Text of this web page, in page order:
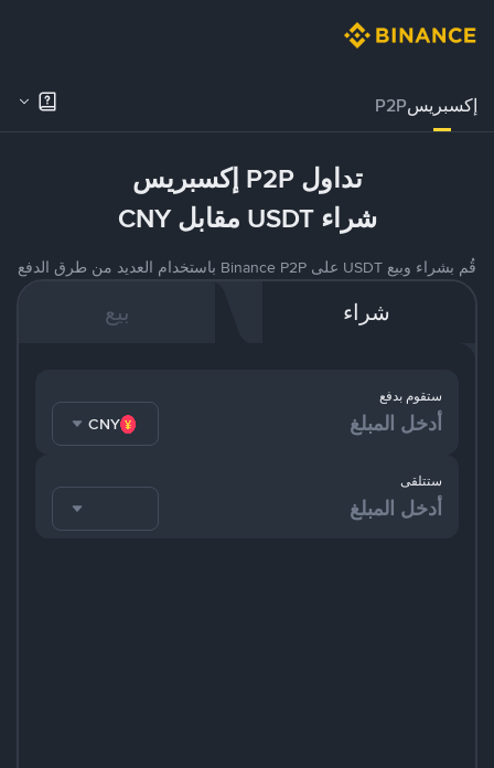
إكسبريسP2P
تداول P2P إكسبريس
شراء USDT مقابل CNY
قُم بشراء وبيع USDT على Binance P2P باستخدام العديد من طرق الدفع
شراء بيع
ستقوم بدفع
CNY
ستتلقى